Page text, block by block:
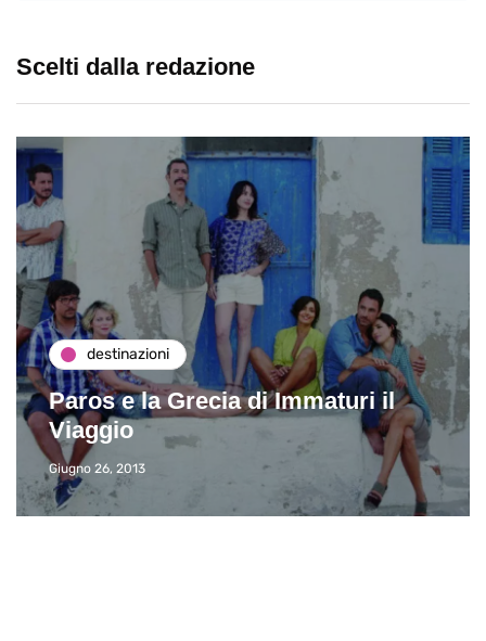
Scelti dalla redazione
eventi
Eventi di aprile 2026 a Rimini e
dintorni
Marzo 31, 2026